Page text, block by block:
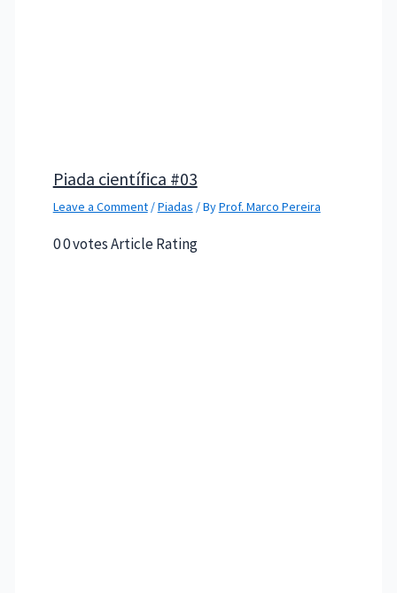
Piada científica #03
Leave a Comment /Piadas / ByProf. Marco Pereira
0 0 votes Article Rating